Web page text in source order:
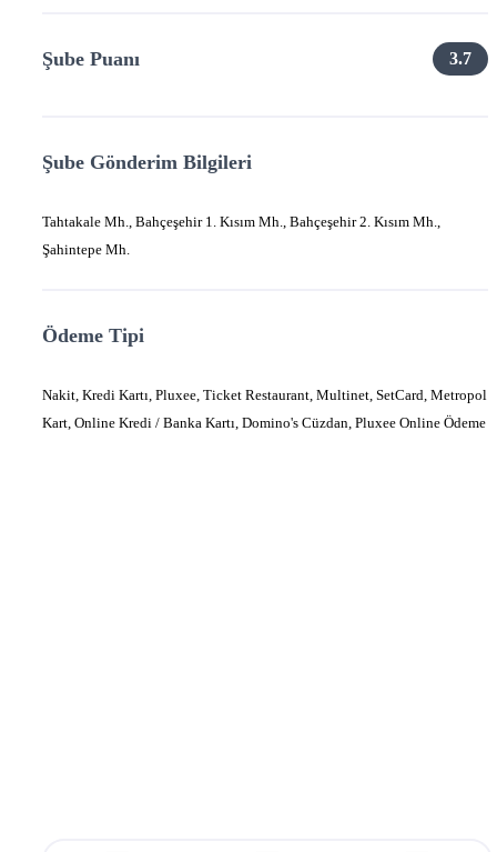
Şube Puanı 3.7
Şube Gönderim Bilgileri
Tahtakale Mh., Bahçeşehir 1. Kısım Mh., Bahçeşehir 2. Kısım Mh.,
Şahintepe Mh.
Ödeme Tipi
Nakit, Kredi Kartı, Pluxee, Ticket Restaurant, Multinet, SetCard, Metropol
Kart, Online Kredi / Banka Kartı, Domino's Cüzdan, Pluxee Online Ödeme